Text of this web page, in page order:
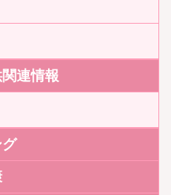
関連情報
グ